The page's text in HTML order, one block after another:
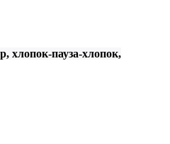
хлопок-пауза-хлопок,